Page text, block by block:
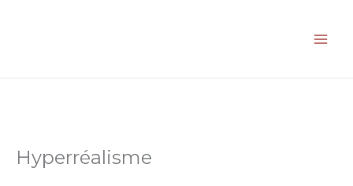
Hyperréalisme